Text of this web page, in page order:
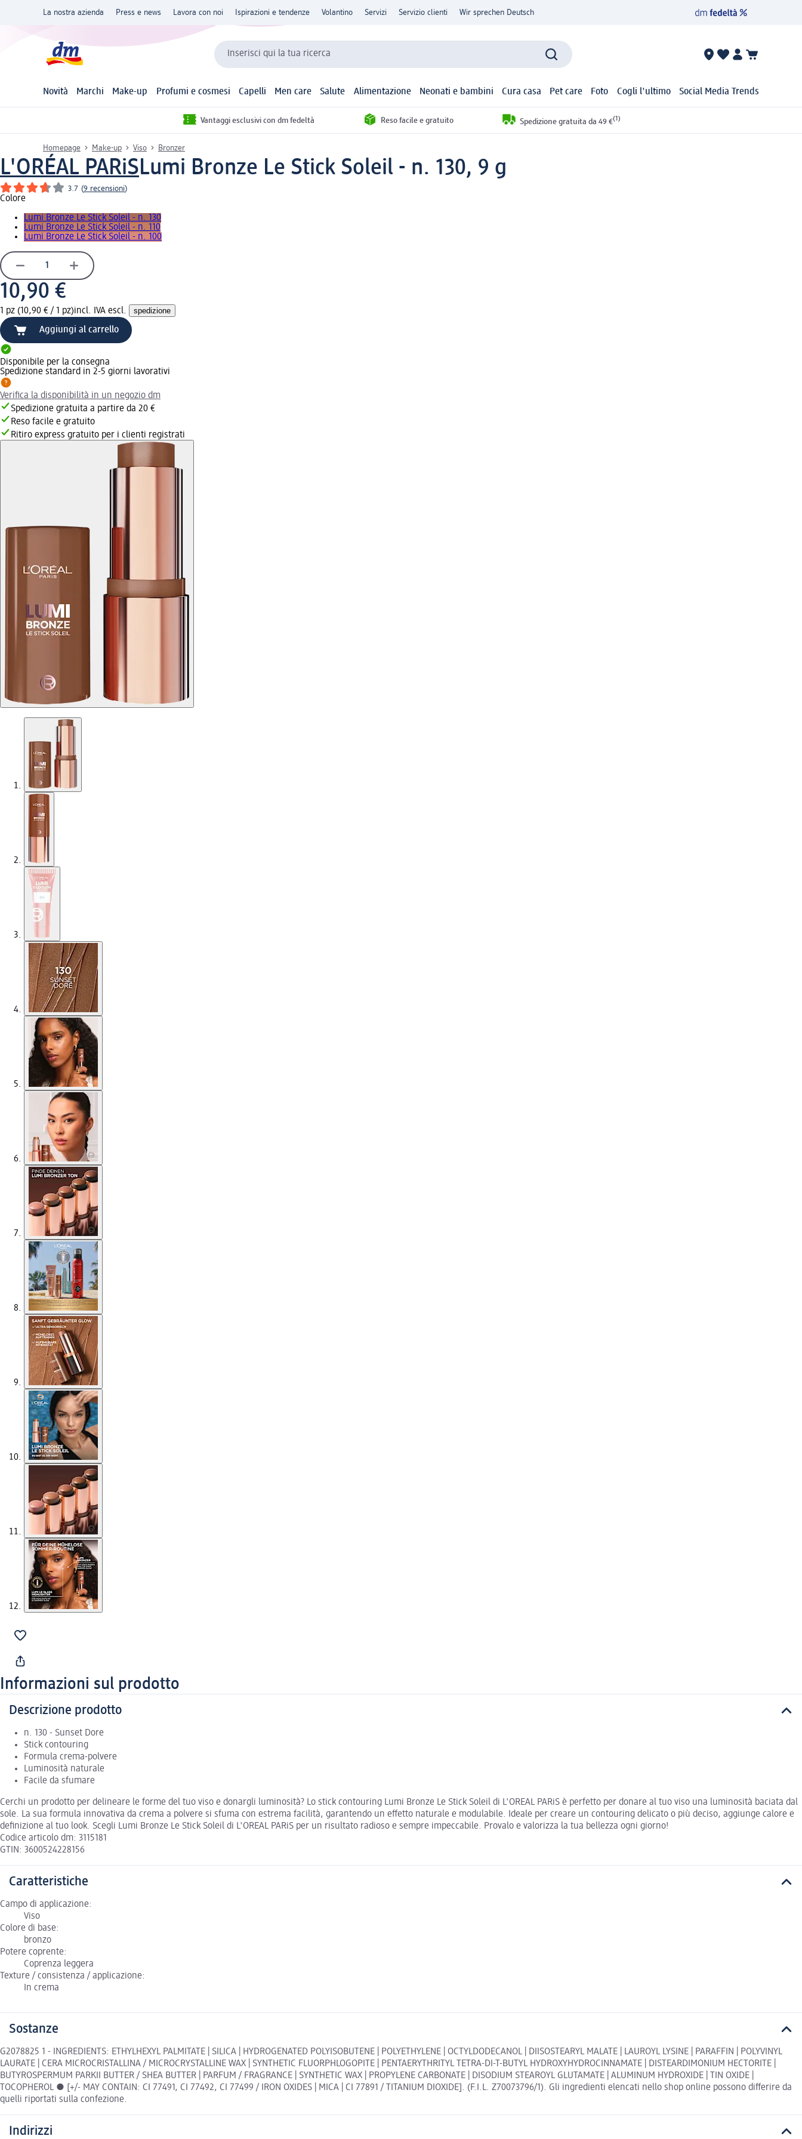
La nostra azienda Press e news Lavora con noi Ispirazioni e tendenze Volantino Servizi Servizio clienti Wir sprechen Deutsch
Inserisci qui la tua ricerca
Novità Marchi Make-up Profumi e cosmesi Capelli Men care Salute Alimentazione Neonati e bambini Cura casa Pet care Foto Cogli l'ultimo Social Media Trends
Vantaggi esclusivi con dm fedeltà Reso facile e gratuito Spedizione gratuita da 49 €(1)
Homepage Make-up Viso Bronzer
L'ORÉAL PARiSLumi Bronze Le Stick Soleil - n. 130, 9 g
3.7 (9 recensioni)
Colore
Lumi Bronze Le Stick Soleil - n. 130
Lumi Bronze Le Stick Soleil - n. 110
Lumi Bronze Le Stick Soleil - n. 100
10,90 €
1 pz (10,90 € / 1 pz)incl. IVA escl. spedizione
Aggiungi al carrello
Disponibile per la consegna
Spedizione standard in 2-5 giorni lavorativi
Verifica la disponibilità in un negozio dm
Spedizione gratuita a partire da 20 €
Reso facile e gratuito
Ritiro express gratuito per i clienti registrati
Informazioni sul prodotto
Descrizione prodotto
n. 130 - Sunset Dore
Stick contouring
Formula crema-polvere
Luminosità naturale
Facile da sfumare
Cerchi un prodotto per delineare le forme del tuo viso e donargli luminosità? Lo stick contouring Lumi Bronze Le Stick Soleil di L'OREAL PARiS è perfetto per donare al tuo viso una luminosità baciata dal
sole. La sua formula innovativa da crema a polvere si sfuma con estrema facilità, garantendo un effetto naturale e modulabile. Ideale per creare un contouring delicato o più deciso, aggiunge calore e
definizione al tuo look. Scegli Lumi Bronze Le Stick Soleil di L'OREAL PARiS per un risultato radioso e sempre impeccabile. Provalo e valorizza la tua bellezza ogni giorno!
Codice articolo dm: 3115181
GTIN: 3600524228156
Caratteristiche
Campo di applicazione:
Viso
Colore di base:
bronzo
Potere coprente:
Coprenza leggera
Texture / consistenza / applicazione:
In crema
Sostanze
G2078825 1 - INGREDIENTS: ETHYLHEXYL PALMITATE | SILICA | HYDROGENATED POLYISOBUTENE | POLYETHYLENE | OCTYLDODECANOL | DIISOSTEARYL MALATE | LAUROYL LYSINE | PARAFFIN | POLYVINYL
LAURATE | CERA MICROCRISTALLINA / MICROCRYSTALLINE WAX | SYNTHETIC FLUORPHLOGOPITE | PENTAERYTHRITYL TETRA-DI-T-BUTYL HYDROXYHYDROCINNAMATE | DISTEARDIMONIUM HECTORITE |
BUTYROSPERMUM PARKII BUTTER / SHEA BUTTER | PARFUM / FRAGRANCE | SYNTHETIC WAX | PROPYLENE CARBONATE | DISODIUM STEAROYL GLUTAMATE | ALUMINUM HYDROXIDE | TIN OXIDE |
TOCOPHEROL ● [+/- MAY CONTAIN: CI 77491, CI 77492, CI 77499 / IRON OXIDES | MICA | CI 77891 / TITANIUM DIOXIDE]. (F.I.L. Z70073796/1). Gli ingredienti elencati nello shop online possono differire da
quelli riportati sulla confezione.
Indirizzi